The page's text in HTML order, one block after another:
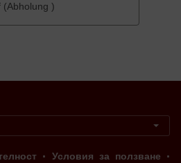
(Abholung )
. Условия за ползване .